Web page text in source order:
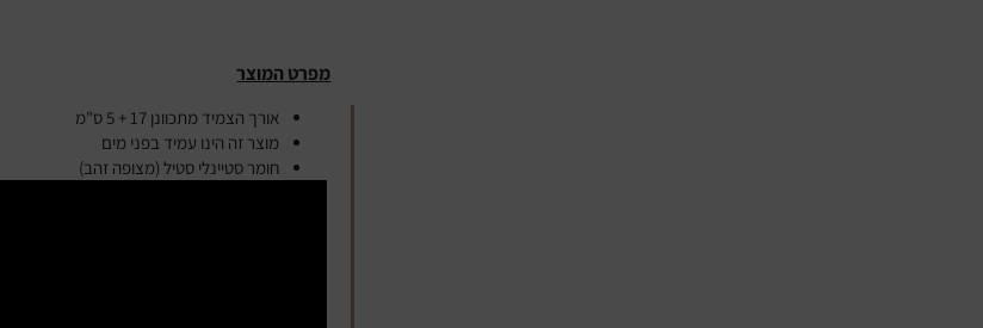
מפרט המוצר
אורך הצמיד מתכוונן 17 + 5 ס"מ
מוצר זה הינו עמיד בפני מים
חומר סטיינלי סטיל (מצופה זהב)